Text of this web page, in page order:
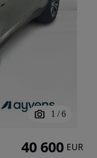
1 / 6
40 600 EUR